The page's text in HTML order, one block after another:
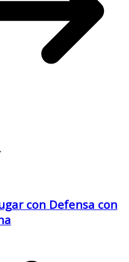
con Defensa con